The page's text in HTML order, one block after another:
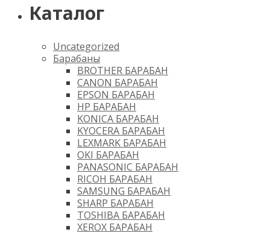
Каталог
Uncategorized
Барабаны
BROTHER БАРАБАН
CANON БАРАБАН
EPSON БАРАБАН
HP БАРАБАН
KONICA БАРАБАН
KYOCERA БАРАБАН
LEXMARK БАРАБАН
OKI БАРАБАН
PANASONIC БАРАБАН
RICOH БАРАБАН
SAMSUNG БАРАБАН
SHARP БАРАБАН
TOSHIBA БАРАБАН
XEROX БАРАБАН